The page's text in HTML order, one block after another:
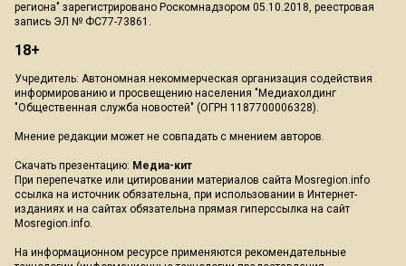
региона" зарегистрировано Роскомнадзором 05.10.2018, реестровая
запись ЭЛ № ФС77-73861.
18+
Учредитель: Автономная некоммерческая организация содействия
информированию и просвещению населения "Медиахолдинг
"Общественная служба новостей" (ОГРН 1187700006328).
Мнение редакции может не совпадать с мнением авторов.
Скачать презентацию: Медиа-кит
При перепечатке или цитировании материалов сайта Mosregion.info
ссылка на источник обязательна, при использовании в Интернет-
изданиях и на сайтах обязательна прямая гиперссылка на сайт
Mosregion.info.
На информационном ресурсе применяются рекомендательные